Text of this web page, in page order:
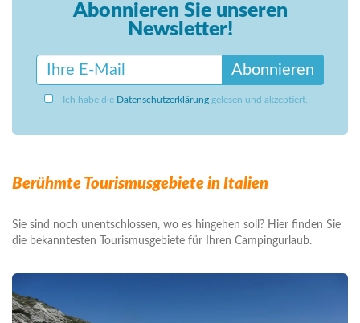
Abonnieren Sie unseren
Newsletter!
Abonnieren
Ich habe die Datenschutzerklärung gelesen und akzeptiert.
Berühmte Tourismusgebiete in Italien
Sie sind noch unentschlossen, wo es hingehen soll? Hier finden Sie
die bekanntesten Tourismusgebiete für Ihren Campingurlaub.